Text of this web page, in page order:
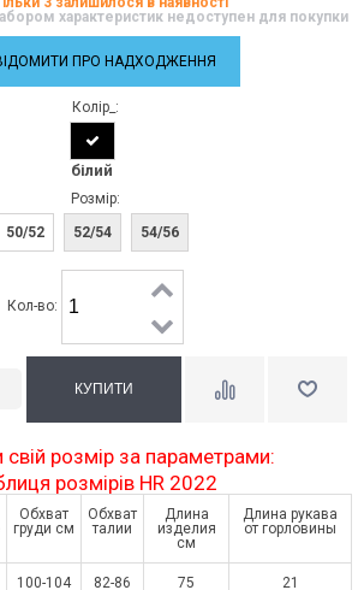
характеристик недоступен для покупки
ПРО НАДХОДЖЕННЯ
Колір_:
білий
Розмір:
50/52
52/54 54/56
Кол-во:
свій розмір за параметрами:
розмірів HR 2022
Обхват
груди см
Обхват
талии
Длина
изделия
см
Длина рукава
от горловины
100-104 82-86 75 21